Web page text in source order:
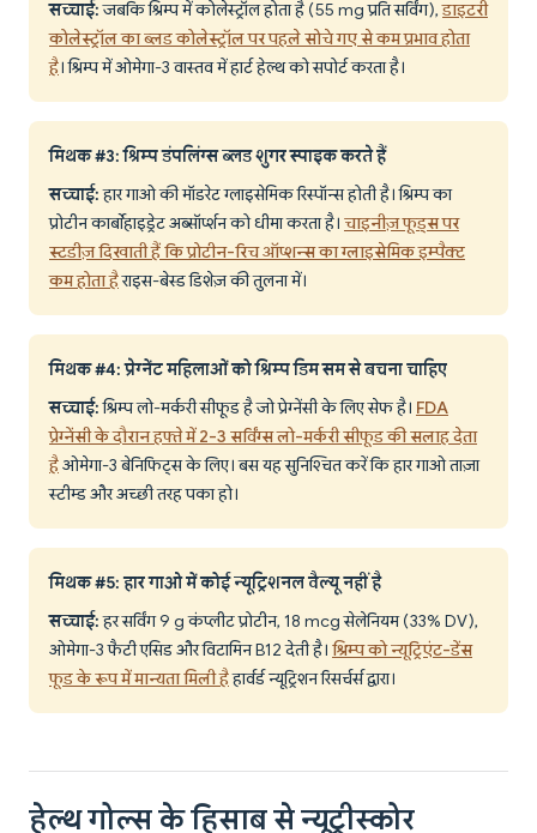
सच्चाई:जबकि श्रिम्प में कोलेस्ट्रॉल होता है (55 mg प्रति सर्विंग),डाइटरी
कोलेस्ट्रॉल का ब्लड कोलेस्ट्रॉल पर पहले सोचे गए से कम प्रभाव होता
है। श्रिम्प में ओमेगा-3 वास्तव में हार्ट हेल्थ को सपोर्ट करता है।
मिथक #3: श्रिम्प डंपलिंग्स ब्लड शुगर स्पाइक करते हैं
सच्चाई:हार गाओ की मॉडरेट ग्लाइसेमिक रिस्पॉन्स होती है। श्रिम्प का
प्रोटीन कार्बोहाइड्रेट अब्सॉर्प्शन को धीमा करता है। चाइनीज़ फूड्स पर
स्टडीज़ दिखाती हैं कि प्रोटीन-रिच ऑप्शन्स का ग्लाइसेमिक इम्पैक्ट
कम होता हैराइस-बेस्ड डिशेज़ की तुलना में।
मिथक #4: प्रेग्नेंट महिलाओं को श्रिम्प डिम सम से बचना चाहिए
सच्चाई:श्रिम्प लो-मर्करी सीफूड है जो प्रेग्नेंसी के लिए सेफ है। FDA
प्रेग्नेंसी के दौरान हफ्ते में 2-3 सर्विंग्स लो-मर्करी सीफूड की सलाह देता
हैओमेगा-3 बेनिफिट्स के लिए। बस यह सुनिश्चित करें कि हार गाओ ताज़ा
स्टीम्ड और अच्छी तरह पका हो।
मिथक #5: हार गाओ में कोई न्यूट्रिशनल वैल्यू नहीं है
सच्चाई:हर सर्विंग 9 g कंप्लीट प्रोटीन, 18 mcg सेलेनियम (33% DV),
ओमेगा-3 फैटी एसिड और विटामिन B12 देती है। श्रिम्प को न्यूट्रिएंट-डेंस
फूड के रूप में मान्यता मिली हैहार्वर्ड न्यूट्रिशन रिसर्चर्स द्वारा।
हेल्थ गोल्स के हिसाब से न्यूट्रीस्कोर